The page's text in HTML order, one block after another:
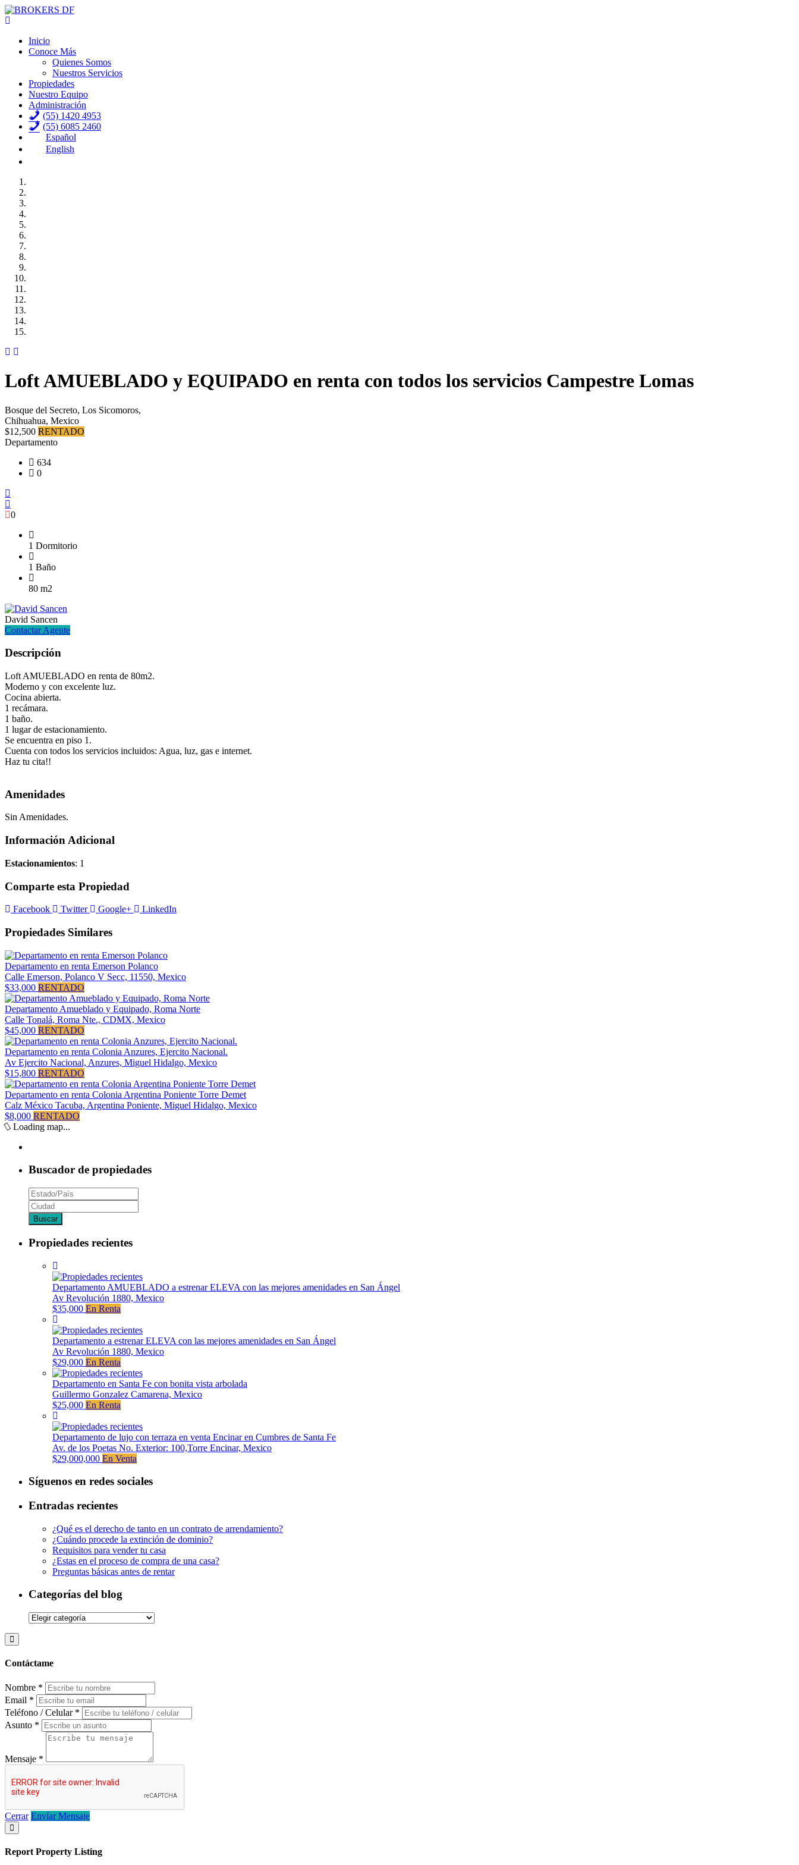
Inicio
Conoce Más
Quienes Somos
Nuestros Servicios
Propiedades
Nuestro Equipo
Administración
(55) 1420 4953
(55) 6085 2460
Español
English
Loft AMUEBLADO y EQUIPADO en renta con todos los servicios Campestre Lomas
Bosque del Secreto, Los Sicomoros,
Chihuahua, Mexico
$12,500 RENTADO
Departamento
634
0
0
1 Dormitorio
1 Baño
80 m2
David Sancen
Contactar Agente
Descripción
Loft AMUEBLADO en renta de 80m2.
Moderno y con excelente luz.
Cocina abierta.
1 recámara.
1 baño.
1 lugar de estacionamiento.
Se encuentra en piso 1.
Cuenta con todos los servicios incluidos: Agua, luz, gas e internet.
Haz tu cita!!
Amenidades
Sin Amenidades.
Información Adicional
Estacionamientos: 1
Comparte esta Propiedad
Facebook Twitter Google+ LinkedIn
Propiedades Similares
Departamento en renta Emerson Polanco
Calle Emerson, Polanco V Secc, 11550, Mexico
$33,000 RENTADO
Departamento Amueblado y Equipado, Roma Norte
Calle Tonalá, Roma Nte., CDMX, Mexico
$45,000 RENTADO
Departamento en renta Colonia Anzures, Ejercito Nacional.
Av Ejercito Nacional, Anzures, Miguel Hidalgo, Mexico
$15,800 RENTADO
Departamento en renta Colonia Argentina Poniente Torre Demet
Calz México Tacuba, Argentina Poniente, Miguel Hidalgo, Mexico
$8,000 RENTADO
Loading map...
Buscador de propiedades
Propiedades recientes
Departamento AMUEBLADO a estrenar ELEVA con las mejores amenidades en San Ángel
Av Revolución 1880, Mexico
$35,000 En Renta
Departamento a estrenar ELEVA con las mejores amenidades en San Ángel
Av Revolución 1880, Mexico
$29,000 En Renta
Departamento en Santa Fe con bonita vista arbolada
Guillermo Gonzalez Camarena, Mexico
$25,000 En Renta
Departamento de lujo con terraza en venta Encinar en Cumbres de Santa Fe
Av. de los Poetas No. Exterior: 100,Torre Encinar, Mexico
$29,000,000 En Venta
Síguenos en redes sociales
Entradas recientes
¿Qué es el derecho de tanto en un contrato de arrendamiento?
¿Cuándo procede la extinción de dominio?
Requisitos para vender tu casa
¿Estas en el proceso de compra de una casa?
Preguntas básicas antes de rentar
Categorías del blog
Categorías
Contáctame
Nombre *
Email *
Teléfono / Celular *
Asunto *
Mensaje *
Cerrar Envíar Mensaje
Report Property Listing